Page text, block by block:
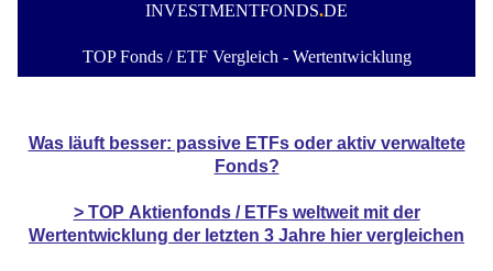
INVESTMENTFONDS.DE
TOP Fonds / ETF Vergleich - Wertentwicklung
Was läuft besser: passive ETFs oder aktiv verwaltete
Fonds?
> TOP Aktienfonds / ETFsweltweit mit der
Wertentwicklung der letzten 3 Jahre hier vergleichen